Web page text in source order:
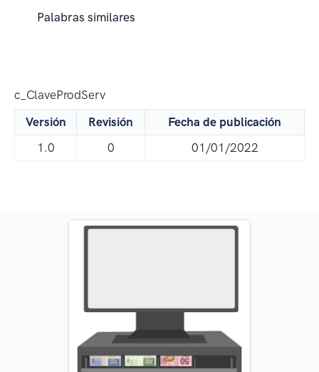
Palabras similares
c_ClaveProdServ
Versión
Revisión
Fecha de publicación
1.0
0 01/01/2022